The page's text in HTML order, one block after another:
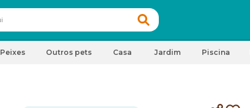
Peixes Outros pets Casa Jardim Piscina